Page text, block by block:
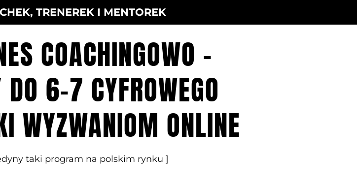
TRENEREK I MENTOREK
COACHINGOWO -
6-7 CYFROWEGO
WYZWANIOM ONLINE
taki program na polskim rynku ]